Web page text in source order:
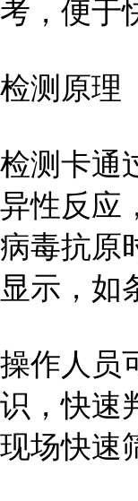
考，便于
检测原理
检测卡通
异性反应
病毒抗原
显示，如
操作人员
识，快速
现场快速